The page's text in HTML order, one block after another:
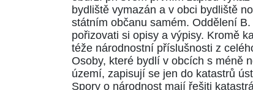
bydliště vymazán a v obci bydliště
státním občanu samém. Oddělení
pořizovati si opisy a výpisy. Kromě
téže národnostní příslušnosti z
Osoby, které bydlí v obcích s méně
území, zapisují se jen do katastrů
Spory o národnost mají řešiti